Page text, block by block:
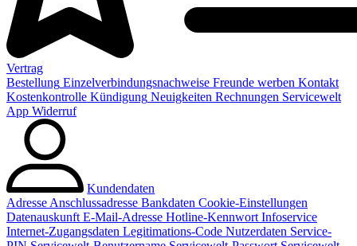
Vertrag
Bestellung Einzelverbindungsnachweise Freunde werben Kontakt
Kostenkontrolle Kündigung Neuigkeiten Rechnungen Servicewelt
App Widerruf
Kundendaten
Adresse Anschlussadresse Bankdaten Cookie-Einstellungen
Datenauskunft E-Mail-Adresse Hotline-Kennwort Infoservice
Internet-Zugangsdaten Legitimations-Code Nutzerdaten Service-